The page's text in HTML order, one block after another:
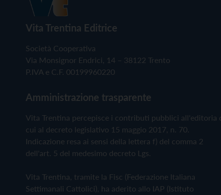
Vita Trentina Editrice
Società Cooperativa
Via Monsignor Endrici, 14 – 38122 Trento
P.IVA e C.F. 00199960220
Amministrazione trasparente
Vita Trentina percepisce i contributi pubblici all'editoria
cui al decreto legislativo 15 maggio 2017, n. 70.
Indicazione resa ai sensi della lettera f) del comma 2
dell'art. 5 del medesimo decreto Lgs.
Vita Trentina, tramite la Fisc (Federazione Italiana
Settimanali Cattolici), ha aderito allo IAP (Istituto